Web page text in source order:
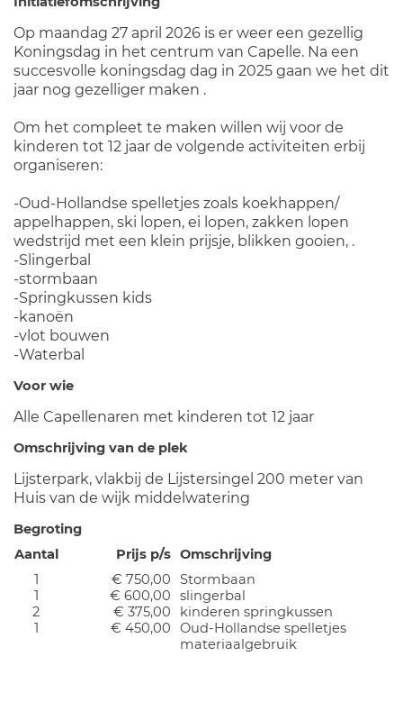
Op maandag 27 april 2026 is er weer een gezellig
Koningsdag in het centrum van Capelle. Na een
succesvolle koningsdag dag in 2025 gaan we het dit
jaar nog gezelliger maken .
Om het compleet te maken willen wij voor de
kinderen tot 12 jaar de volgende activiteiten erbij
organiseren:
-Oud-Hollandse spelletjes zoals koekhappen/
appelhappen, ski lopen, ei lopen, zakken lopen
wedstrijd met een klein prijsje, blikken gooien, .
-Slingerbal
-stormbaan
-Springkussen kids
-kanoën
-vlot bouwen
-Waterbal
Voor wie
Alle Capellenaren met kinderen tot 12 jaar
Omschrijving van de plek
Lijsterpark, vlakbij de Lijstersingel 200 meter van
Huis van de wijk middelwatering
Begroting
Aantal
Prijs p/s Omschrijving
1
€ 750,00
Stormbaan
1
€ 600,00
slingerbal
2
€ 375,00
kinderen springkussen
1
€ 450,00
Oud-Hollandse spelletjes
materiaalgebruik